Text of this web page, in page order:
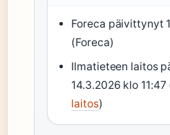
Foreca päivittynyt
(Foreca)
Ilmatieteen laitos
14.3.2026 klo 11:47
laitos)